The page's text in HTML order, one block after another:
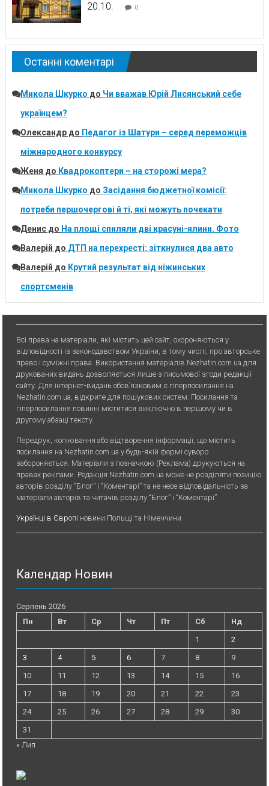
20.10. 0
Останні коментарі
Микола Шкурко до Чи вважав Юрій Лисянський себе
українцем?
Олександрдо Педагог із Шатури – серед переможців
міжнародного конкурсу
Женя до Квадрокоптери – на сторожі мера?
Микола Шкурко до Засідання бюджетної комісії:
потреби першочергові й ті, які можуть почекати
Денисдо На площі спиляли дві красуні-ялини. Фото
Валерій до ДТП на перехресті: зіткнулися два авто
Валерій до Крутий результат від ніжинських
спортсменів
Всі права на матеріали, які містить цей сайт, охороняються у
відповідності із законодавством України, в тому числі, про авторське
право і суміжні права. Використання матерiалiв Nezhatin.com.ua для
друкованих видань дозволяється лише з письмової згоди редакції
сайту. Для iнтернет-видань обов’язковим є гiперпосилання на
Nezhatin.com.ua, відкрите для пошукових систем. Посилання та
гіперпосилання повинні міститися виключно в першому чи в
другому абзаці тексту.
Передрук, копiювання або вiдтворення iнформацiї, що мiстить
посилання на Nezhatin.com.ua у будь-якiй формi суворо
забороняється. Матеріали з позначкою (Реклама) друкуються на
правах реклами. Редакція Nezhatin.com.ua може не розділяти позицію
авторів розділу “Блог” і “Коментарі” та не несе відповідальність за
матеріали авторів та читачів розділу “Блог” і “Коментарі”.
Українці в Європі новини Польщі та Німеччини
Календар Новин
Серпень 2026
Пн
Вт Ср Чт Пт Сб
Нд
1
2
3
4 5 6 7 8
9
10
11 12 13 14 15
16
17
18 19 20 21 22
23
24
25 26 27 28 29
30
31
« Лип